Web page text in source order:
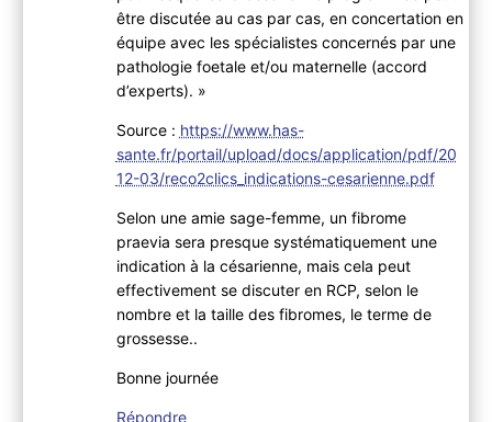
être discutée au cas par cas, en concertation en
équipe avec les spécialistes concernés par une
pathologie foetale et/ou maternelle (accord
d’experts). »
Source : https://www.has-
sante.fr/portail/upload/docs/application/pdf/20
12-03/reco2clics_indications-cesarienne.pdf
Selon une amie sage-femme, un fibrome
praevia sera presque systématiquement une
indication à la césarienne, mais cela peut
effectivement se discuter en RCP, selon le
nombre et la taille des fibromes, le terme de
grossesse..
Bonne journée
Répondre